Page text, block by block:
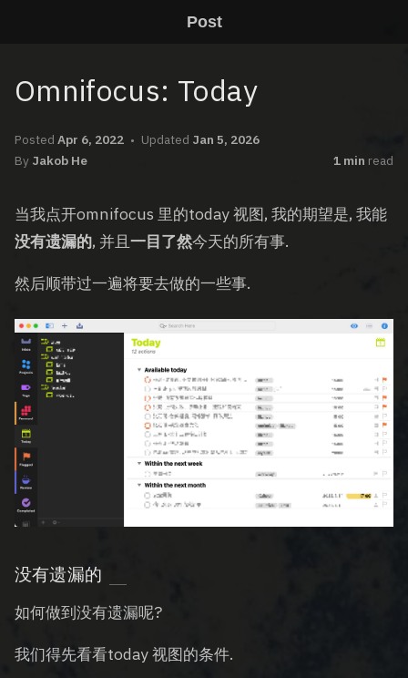
Post
Omnifocus: Today
Posted Apr 6, 2022 Updated Jan 5, 2026
By Jakob He 1 min read
当我点开omnifocus 里的today 视图, 我的期望是, 我能
没有遗漏的, 并且一目了然今天的所有事.
然后顺带过一遍将要去做的一些事.
没有遗漏的
如何做到没有遗漏呢?
我们得先看看today 视图的条件.